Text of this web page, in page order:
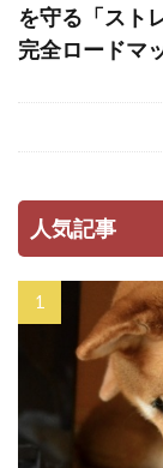
ストレス
スニッフ
スモール
セロトニン
タイムア
ダイエッ
ダブルコ
チェック
を守る「スト
完全ロードマ
人気記事